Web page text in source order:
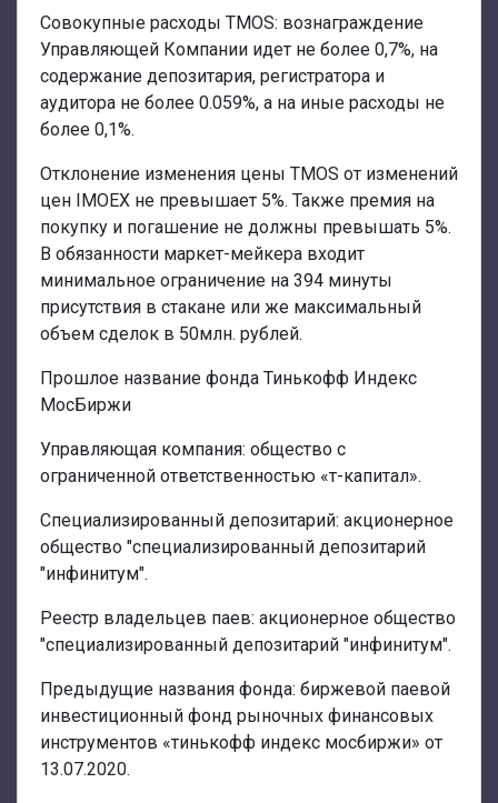
Совокупные расходы TMOS: вознаграждение
Управляющей Компании идет не более 0,7%, на
содержание депозитария, регистратора и
аудитора не более 0.059%, а на иные расходы не
более 0,1%.
Отклонение изменения цены TMOS от изменений
цен IMOEX не превышает 5%. Также премия на
покупку и погашение не должны превышать 5%.
В обязанности маркет-мейкера входит
минимальное ограничение на 394 минуты
присутствия в стакане или же максимальный
объем сделок в 50млн. рублей.
Прошлое название фонда Тинькофф Индекс
МосБиржи
Управляющая компания: общество с
ограниченной ответственностью «т-капитал».
Специализированный депозитарий: акционерное
общество "специализированный депозитарий
"инфинитум".
Реестр владельцев паев: акционерное общество
"специализированный депозитарий "инфинитум".
Предыдущие названия фонда: биржевой паевой
инвестиционный фонд рыночных финансовых
инструментов «тинькофф индекс мосбиржи» от
13.07.2020.